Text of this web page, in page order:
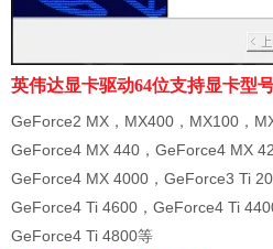
英伟达显卡驱动64位支持显卡型
GeForce2 MX，MX400，MX100，
GeForce4 MX 440，GeForce4 MX
GeForce4 MX 4000，GeForce3 Ti
GeForce4 Ti 4600，GeForce4 Ti
GeForce4 Ti 4800等